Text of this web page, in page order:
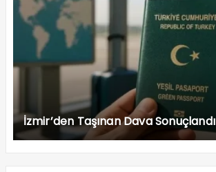
İzmir’den Taşınan Dava Sonuçlandı